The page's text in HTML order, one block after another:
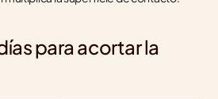
para acortar la